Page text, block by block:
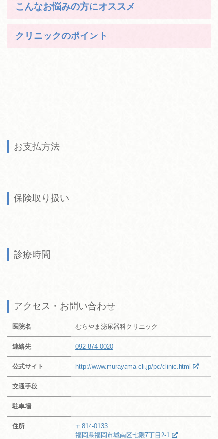
こんなお悩みの方にオススメ
クリニックのポイント
お支払方法
保険取り扱い
診療時間
アクセス・お問い合わせ
医院名 むらやま泌尿器科クリニック
連絡先 092-874-0020
公式サイト http://www.murayama-cli.jp/pc/clinic.html
交通手段
駐車場
住所
〒814-0133
福岡県福岡市城南区七隈7丁目2-1